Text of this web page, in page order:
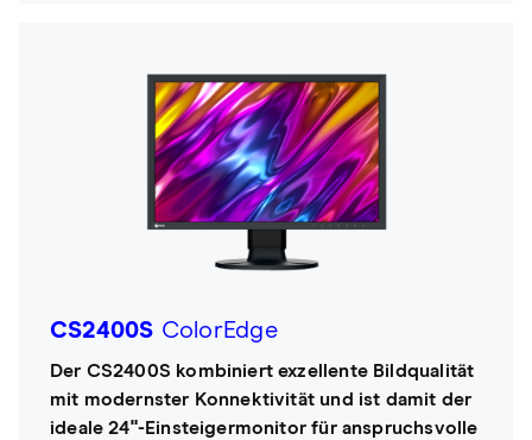
CS2400S ColorEdge
Der CS2400S kombiniert exzellente Bildqualität
mit modernster Konnektivität und ist damit der
ideale 24"-Einsteigermonitor für anspruchsvolle